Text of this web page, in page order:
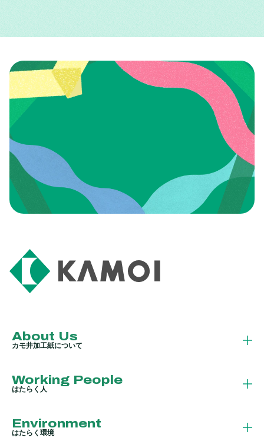
採用エントリー
About Us
カモ井加工紙について
Working People
はたらく人
Environment
はたらく環境